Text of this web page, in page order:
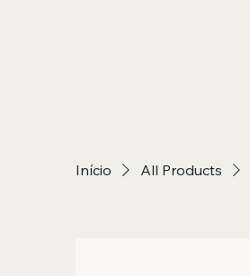
Início All Products